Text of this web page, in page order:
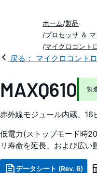
ホーム 製品
プロセッサ ＆
マイクロコント
戻る： マイクロコント
MAXQ610 製
赤外線モジュール内蔵、16
低電力(ストップモード時
リ寿命を延長、および広
データシート (Rev. 6)